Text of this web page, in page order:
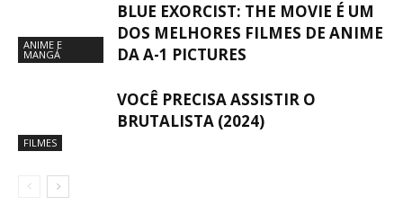
ANIME E
MANGÁ
BLUE EXORCIST: THE MOVIE É UM
DOS MELHORES FILMES DE ANIME
DA A-1 PICTURES
FILMES
VOCÊ PRECISA ASSISTIR O
BRUTALISTA (2024)